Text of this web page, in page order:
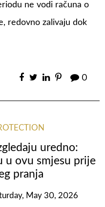
ne vodi računa o
redovno zalivaju dok
0
uredno:
u ovu smjesu prije
pranja
May 30, 2026